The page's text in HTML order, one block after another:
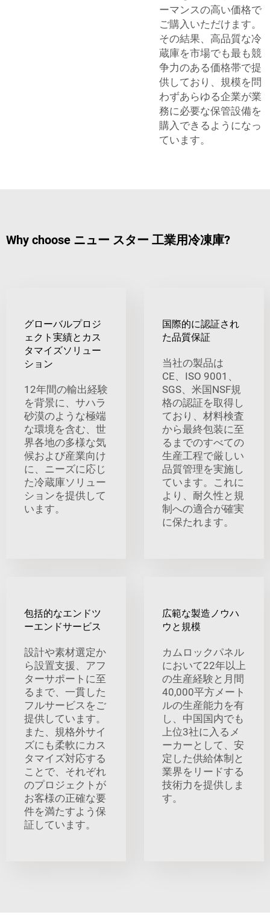
ーマンスの高い価格で
ご購入いただけます。
その結果、高品質な冷
蔵庫を市場でも最も競
争力のある価格帯で提
供しており、規模を問
わずあらゆる企業が業
務に必要な保管設備を
購入できるようになっ
ています。
Why choose ニュー スター 工業用冷凍庫?
グローバルプロジ
ェクト実績とカス
タマイズソリュー
ション
12年間の輸出経験
を背景に、サハラ
砂漠のような極端
な環境を含む、世
界各地の多様な気
候および産業向け
に、ニーズに応じ
た冷蔵庫ソリュー
ションを提供して
います。
国際的に認証され
た品質保証
当社の製品は
CE、ISO 9001、
SGS、米国NSF規
格の認証を取得し
ており、材料検査
から最終包装に至
るまでのすべての
生産工程で厳しい
品質管理を実施し
ています。これに
より、耐久性と規
制への適合が確実
に保たれます。
包括的なエンドツ
ーエンドサービス
設計や素材選定か
ら設置支援、アフ
ターサポートに至
るまで、一貫した
フルサービスをご
提供しています。
また、規格外サイ
ズにも柔軟にカス
タマイズ対応する
ことで、それぞれ
のプロジェクトが
お客様の正確な要
件を満たすよう保
証しています。
広範な製造ノウハ
ウと規模
カムロックパネル
において22年以上
の生産経験と月間
40,000平方メート
ルの生産能力を有
し、中国国内でも
上位3社に入るメ
ーカーとして、安
定した供給体制と
業界をリードする
技術力を提供しま
す。